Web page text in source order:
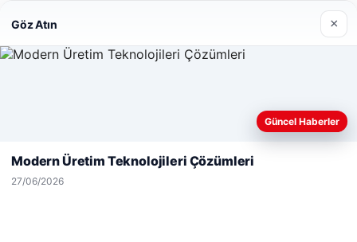
Son Eklenen Firmalar
Web sitemizi nasıl kullandığınızı daha iyi anlayabilmek,
deneyiminizi kişiselleştirmek ve geliştirmek amacıyla çerezler
Göz Atın ×
Güncel Haberler
Modern Üretim Teknolojileri Çözümleri
27/06/2026